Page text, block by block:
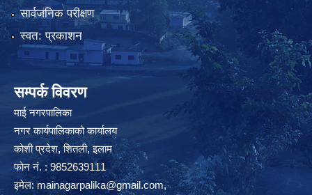
सार्वजनिक परीक्षण
स्वत: प्रकाशन
सम्पर्क विवरण
माई नगरपालिका
नगर कार्यपालिकाको कार्यालय
कोशी प्रदेश, शितली, इलाम
फोन नं. : 9852639111
इमेल:mainagarpalika@gmail.com,